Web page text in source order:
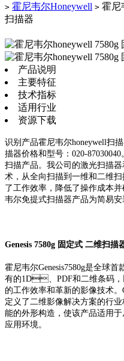
> 霍尼韦尔Honeywell > 霍尼
扫描器
产品说明
主要特征
技术指标
适用行业
资源下载
识别产品霍尼韦尔honeywell扫
描器价格和型号：020-
扫描产品。我公司的激光扫
术，从全向扫描到一维和二维
了工作效率，降低了操作成本并
韦尔免提式扫描器产品为简易安装
Genesis 7580g 固定式 二维扫描
霍尼韦尔Genesis7580g是全球首
有的1D、PDF和二维条码，
的工作效率和革新的影像技术。
定义了二维影像解决方案的行业
能的外形构造，使该产品适
应用环境。